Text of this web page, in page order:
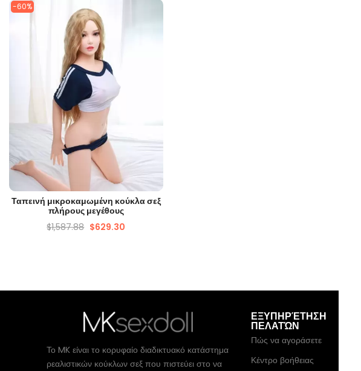
-60%
ΓΡΉΓΟΡΗ ΜΑΤΙΆ
Ταπεινή μικροκαμωμένη κούκλα σεξ
πλήρους μεγέθους
$1,587.88 $629.30
Το MK είναι το κορυφαίο διαδικτυακό κατάστημα
ρεαλιστικών κούκλων σεξ που πιστεύει στο να
ΕΞΥΠΗΡΈΤΗΣΗ
ΠΕΛΑΤΏΝ
Πώς να αγοράσετε
Κέντρο βοήθειας